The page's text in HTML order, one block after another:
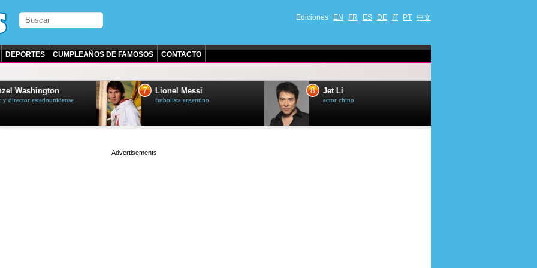
Ediciones EN FR ES DE IT PT 中文
DEPORTES CUMPLEAÑOS DE FAMOSOS CONTACTO
Washington
y director estadounidense
7 Lionel Messi
futbolista argentino
8 Jet Li
actor chino